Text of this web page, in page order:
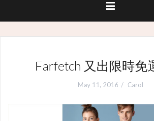
Farfetch 又出限時免
May 11, 2016 Carol